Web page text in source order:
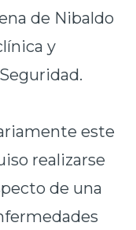
de Nibaldo
y
este
realizarse
de una